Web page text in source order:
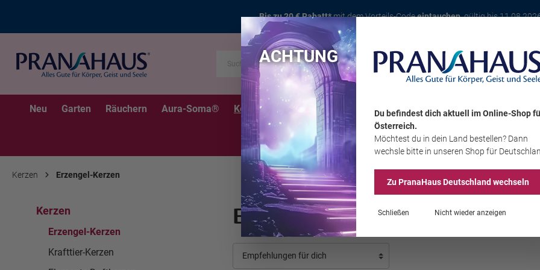
Bis zu 20 € Rabatt*mit dem Vorteils-Codeeintauchen, gültig bis
Karte
Neu Garten Räuchern Aura-Soma® Kerzen Schmuck Edelsteine Wohnambiente
Sale
Kerzen Erzengel-Kerzen
Kerzen
Erzengel-Kerzen
Krafttier-Kerzen
Erzengel-Kerzen
ACHTUNG
Du befindest dich aktuell im Online-Shop
Österreich.
Möchtest du in dein Land bestellen? Dann
wechsle bitte in unseren Shop für
Zu PranaHausDeutschland wechseln
Schließen Nicht wieder anzeigen